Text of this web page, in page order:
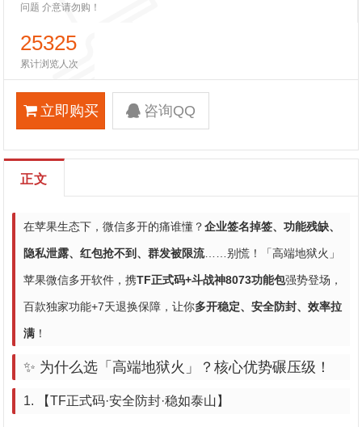
问题 介意请勿购！
25325
累计浏览人次
立即购买 咨询QQ
正文
在苹果生态下，微信多开的痛谁懂？企业签名掉签、功能残缺、
隐私泄露、红包抢不到、群发被限流……别慌！「高端地狱火」
苹果微信多开软件，携TF正式码+斗战神8073功能包强势登场，
百款独家功能+7天退换保障，让你多开稳定、安全防封、效率拉
满 ！
✨ 为什么选「高端地狱火」？核心优势碾压级！
1. 【TF正式码·安全防封·稳如泰山】